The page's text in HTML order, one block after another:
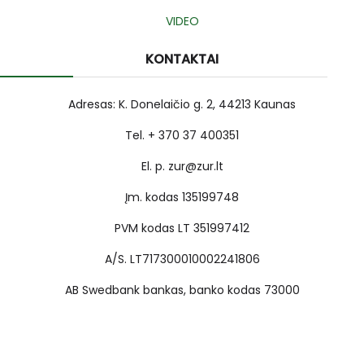
VIDEO
KONTAKTAI
Adresas: K. Donelaičio g. 2, 44213 Kaunas
Tel. + 370 37 400351
El. p. zur@zur.lt
Įm. kodas 135199748
PVM kodas LT 351997412
A/S. LT717300010002241806
AB Swedbank bankas, banko kodas 73000